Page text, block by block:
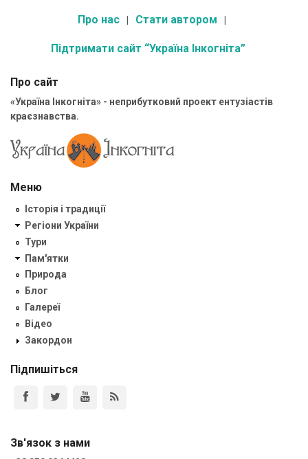
Про нас Стати автором
Підтримати сайт “Україна Інкогніта”
Про сайт
«Україна Інкогніта» - неприбутковий проект ентузіастів
краєзнавства.
Меню
Історія і традиції
Регіони України
Тури
Пам'ятки
Природа
Блог
Галереї
Відео
Закордон
Підпишіться
Зв'язок з нами